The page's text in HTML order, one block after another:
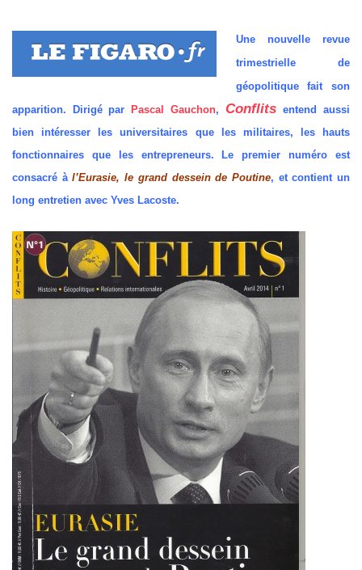
Une nouvelle revue
trimestrielle de
géopolitique fait son
apparition. Dirigé par
Pascal Gauchon, Conflits entend aussi
bien intéresser les universitaires que les militaires, les hauts
fonctionnaires que les entrepreneurs. Le premier numéro est
consacré àl’Eurasie, le grand dessein de Poutine, et contient un
long entretien avec Yves Lacoste.